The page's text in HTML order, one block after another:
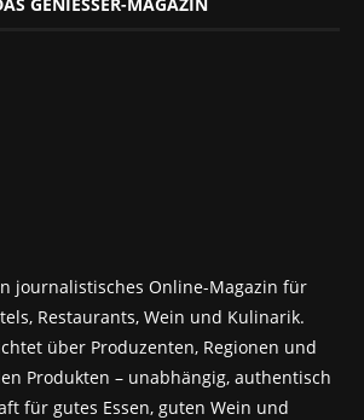
GENIESSER-MAGAZIN
journalistisches Online-Magazin für
Restaurants, Wein und Kulinarik.
über Produzenten, Regionen und
Produkten – unabhängig, authentisch
für gutes Essen, guten Wein und